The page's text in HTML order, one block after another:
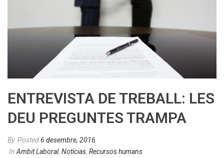
ENTREVISTA DE TREBALL: LES
DEU PREGUNTES TRAMPA
By Posted6 desembre, 2016
In Ambit Laboral, Notícias, Recursos humans